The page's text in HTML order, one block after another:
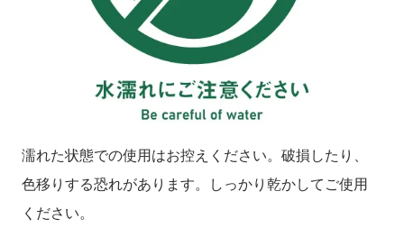
濡れた状態での使用はお控えください。破損したり、
色移りする恐れがあります。しっかり乾かしてご使用
ください。